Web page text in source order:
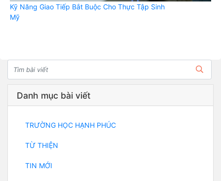
Kỹ Năng Giao Tiếp Bắt Buộc Cho Thực Tập Sinh
Mỹ
Danh mục bài viết
TRƯỜNG HỌC HẠNH PHÚC
TỪ THIỆN
TIN MỚI